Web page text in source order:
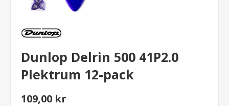
Dunlop Delrin 500 41P2.0
Plektrum 12-pack
109,00 kr